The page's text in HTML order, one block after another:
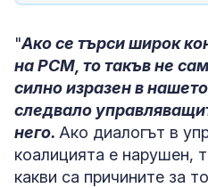
"Ако се търси широк
на РСМ, то такъв не
силно изразен в
следвало
него. Ако диалогът в
коалицията е нарушен,
какви са причините за